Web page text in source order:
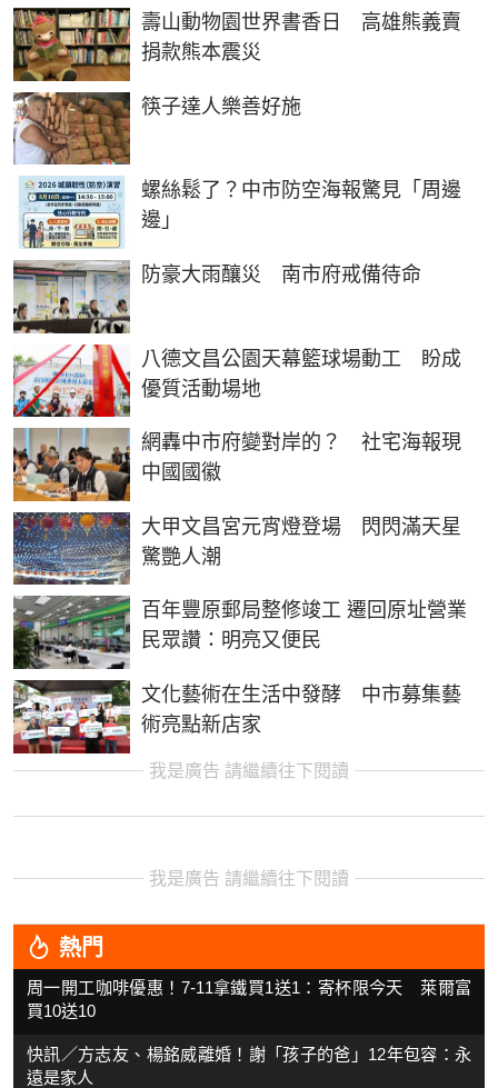
壽山動物園世界書香日 高雄熊義賣
捐款熊本震災
筷子達人樂善好施
螺絲鬆了？中市防空海報驚見「周邊
邊」
防豪大雨釀災 南市府戒備待命
八德文昌公園天幕籃球場動工 盼成
優質活動場地
網轟中市府變對岸的？ 社宅海報現
中國國徽
大甲文昌宮元宵燈登場 閃閃滿天星
驚艷人潮
百年豐原郵局整修竣工 遷回原址營業
民眾讚：明亮又便民
文化藝術在生活中發酵 中市募集藝
術亮點新店家
我是廣告 請繼續往下閱讀
我是廣告 請繼續往下閱讀
熱門
周一開工咖啡優惠！7-11拿鐵買1送1：寄杯限今天 萊爾富
買10送10
快訊／方志友、楊銘威離婚！謝「孩子的爸」12年包容：永
遠是家人